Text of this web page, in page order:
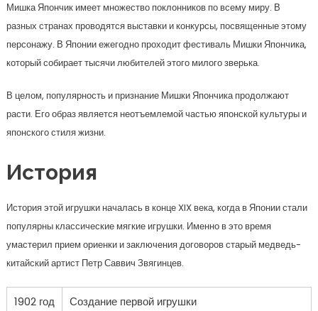
Мишка Япончик имеет множество поклонников по всему миру. В
разных странах проводятся выставки и конкурсы, посвященные этому
персонажу. В Японии ежегодно проходит фестиваль Мишки Япончика,
который собирает тысячи любителей этого милого зверька.
В целом, популярность и признание Мишки Япончика продолжают
расти. Его образ является неотъемлемой частью японской культуры и
японского стиля жизни.
История
История этой игрушки началась в конце XIX века, когда в Японии стали
популярны классические мягкие игрушки. Именно в это время
умастерил прием ориенки и заключения договоров старый медведь-
китайский артист Петр Саввич Звягинцев.
1902 год
Создание первой игрушки